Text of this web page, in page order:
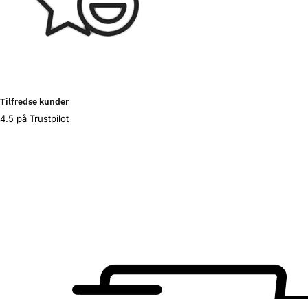
Tilfredse kunder
4.5 på Trustpilot